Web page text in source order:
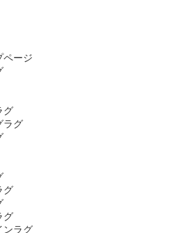
ページ
グ
ラグ
グ
グ
ンラグ